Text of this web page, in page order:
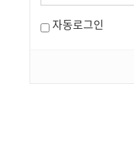
자동로그인